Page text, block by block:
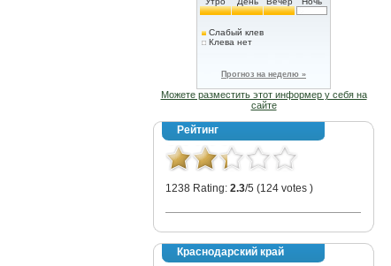
Слабый клев
Клева нет
Прогноз на неделю »
Можете разместить этот информер у себя на
сайте
Рейтинг
1238 Rating: 2.3/5 (124 votes )
Краснодарский край